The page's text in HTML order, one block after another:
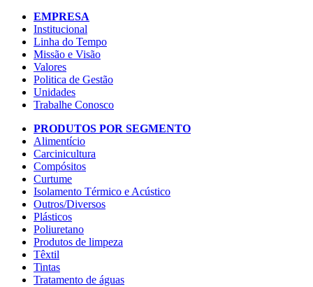
EMPRESA
Institucional
Linha do Tempo
Missão e Visão
Valores
Politica de Gestão
Unidades
Trabalhe Conosco
PRODUTOS POR SEGMENTO
Alimentício
Carcinicultura
Compósitos
Curtume
Isolamento Térmico e Acústico
Outros/Diversos
Plásticos
Poliuretano
Produtos de limpeza
Têxtil
Tintas
Tratamento de águas